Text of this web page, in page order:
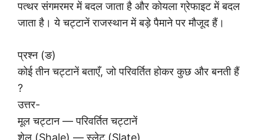
पत्थर संगमरमर में बदल जाता है और कोयला ग्रेफाइट में बदल
जाता है। ये चट्टानें राजस्थान में बड़े पैमाने पर मौजूद हैं।
प्रश्न (ङ)
कोई तीन चट्टानें बताएँ, जो परिवर्तित होकर कुछ और बनती हैं
?
उत्तर-
मूल चट्टान — परिवर्तित चट्टानें
शेल (Shale) — स्लेट (Slate)